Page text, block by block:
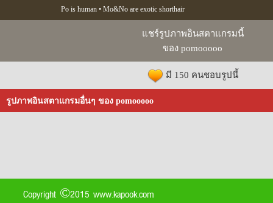
Po is human • Mo&No are exotic shorthair
แชร์รูปภาพอินสตาแกรมนี้
ของ pomooooo
มี 150 คนชอบรูปนี้
รูปภาพอินสตาแกรมอื่นๆ ของ pomooooo
Copyright ©2015 www.kapook.com